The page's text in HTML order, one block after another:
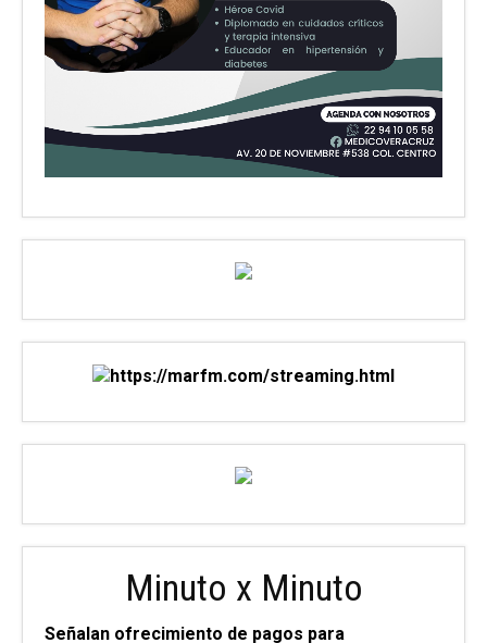
Minuto x Minuto
Señalan ofrecimiento de pagos para